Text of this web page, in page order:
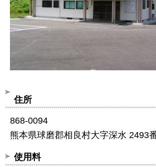
住所
868-0094
熊本県球磨郡相良村大字深水 2493
使用料